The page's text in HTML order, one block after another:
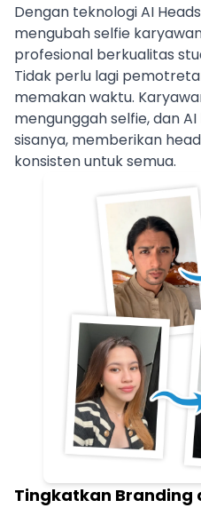
Dengan teknologi AI
mengubah selfie
profesional berkualitas
Tidak perlu lagi
memakan waktu.
mengunggah selfie, dan
sisanya, memberikan
konsisten untuk semua.
Tingkatkan Branding